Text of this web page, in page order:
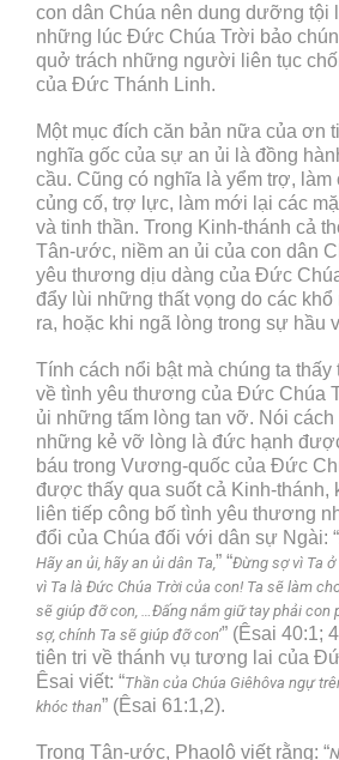
con dân Chúa nên dung dưỡng tội
những lúc Đức Chúa Trời bảo
quở trách những người liên tục
của Đức Thánh Linh.
Một mục đích căn bản nữa của ơn
nghĩa gốc của sự an ủi là đồng
cầu. Cũng có nghĩa là yểm trợ, làm
củng cố, trợ lực, làm mới lại các
và tinh thần. Trong Kinh-thánh cả
Tân-ước, niềm an ủi của con dân
yêu thương dịu dàng của Đức
đẩy lùi những thất vọng do các
ra, hoặc khi ngã lòng trong sự hầu
Tính cách nổi bật mà chúng ta thấy
về tình yêu thương của Đức Chúa
ủi những tấm lòng tan vỡ. Nói
những kẻ vỡ lòng là đức hạnh
báu trong Vương-quốc của Đức
được thấy qua suốt cả Kinh-thánh,
liên tiếp công bố tình yêu thương
đổi của Chúa đối với dân sự Ngài: “
Hãy an ủi, hãy an ủi dân Ta, ” “Đừng sợ vì Ta
vì Ta là Đức Chúa Trời của con! Ta sẽ làm
sẽ giúp đỡ con, …Đấng nắm giữ tay phải con
sợ, chính Ta sẽ giúp đỡ con’” (Êsai 40:1;
tiên tri về thánh vụ tương lai của
Êsai viết: “Thần của Chúa Giêhôva ngự
khóc than” (Êsai 61:1,2).
Trong Tân-ước, Phaolô viết rằng: “